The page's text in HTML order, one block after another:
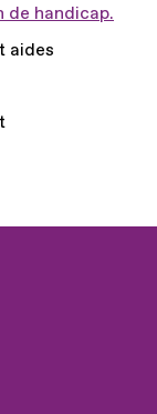
de handicap.
aides